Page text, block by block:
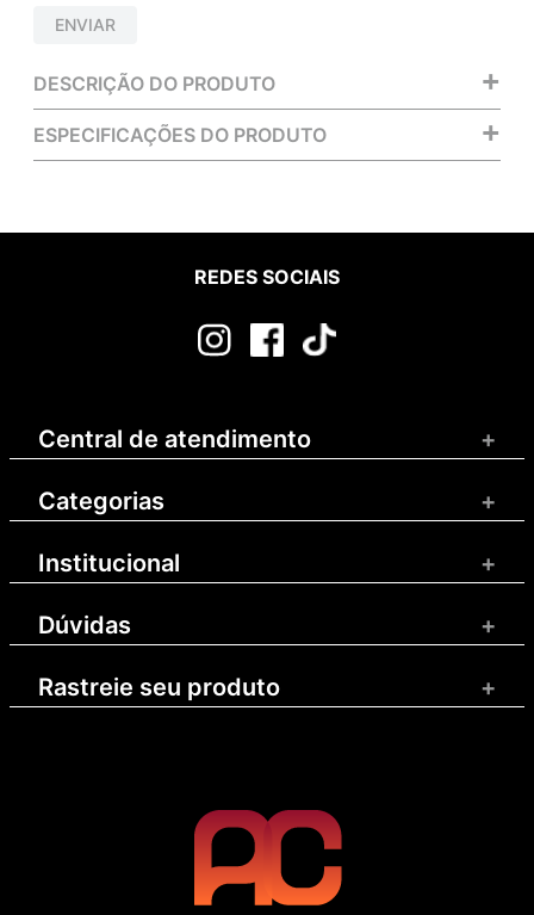
ENVIAR
DESCRIÇÃO DO PRODUTO +
ESPECIFICAÇÕES DO PRODUTO +
REDES SOCIAIS
Central de atendimento +
Categorias +
Institucional +
Dúvidas +
Rastreie seu produto +